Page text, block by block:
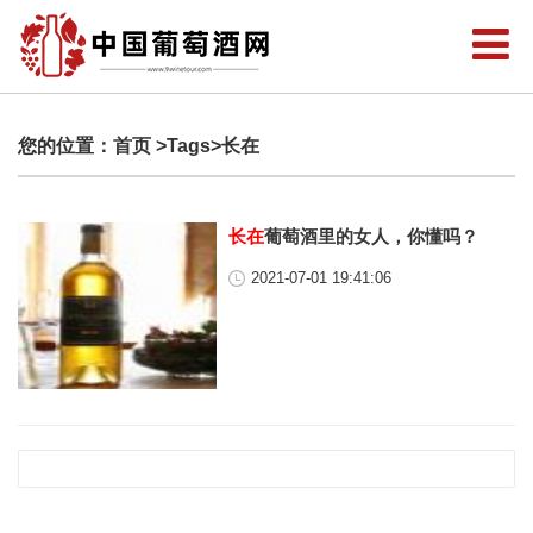
您的位置： 首页 >Tags>长在
长在葡萄酒里的女人，你懂吗？
2021-07-01 19:41:06